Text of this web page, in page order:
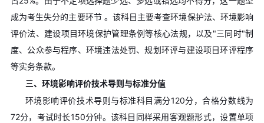
成为考生失分的主要环节 。该科目主要考查环境保护法、环境影响
评价法、建设项目环境保护管理条例等核心法规，以及"三同时"制
度、公众参与程序、环境违法处罚、规划环评与建设项目环评程序
等实务条款。
三、环境影响评价技术导则与标准分值
环境影响评价技术导则与标准科目满分120分，合格分数线为
72分，考试时长150分钟。该科目同样采用客观题形式，设置单项